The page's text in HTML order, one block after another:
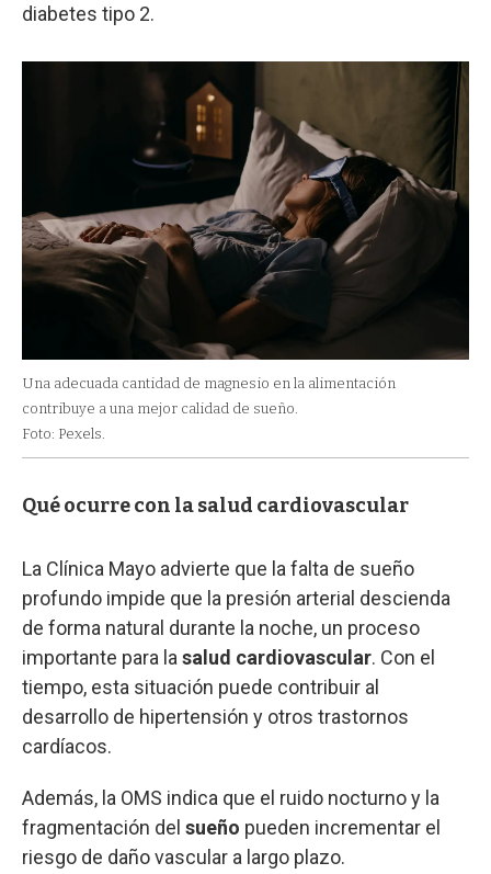
diabetes tipo 2.
Una adecuada cantidad de magnesio en la alimentación
contribuye a una mejor calidad de sueño.
Foto: Pexels.
Qué ocurre con la salud cardiovascular
La Clínica Mayo advierte que la falta de sueño
profundo impide que la presión arterial descienda
de forma natural durante la noche, un proceso
importante para la salud cardiovascular. Con el
tiempo, esta situación puede contribuir al
desarrollo de hipertensión y otros trastornos
cardíacos.
Además, la OMS indica que el ruido nocturno y la
fragmentación del sueño pueden incrementar el
riesgo de daño vascular a largo plazo.